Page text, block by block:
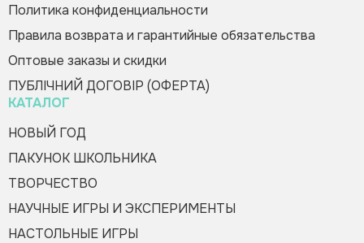
Оформить заказ
Политика конфиденциальности
Правила возврата и гарантийные обязательства
Оптовые заказы и скидки
ПУБЛІЧНИЙ ДОГОВІР (ОФЕРТА)
КАТАЛОГ
НОВЫЙ ГОД
ПАКУНОК ШКОЛЬНИКА
ТВОРЧЕСТВО
НАУЧНЫЕ ИГРЫ И ЭКСПЕРИМЕНТЫ
НАСТОЛЬНЫЕ ИГРЫ